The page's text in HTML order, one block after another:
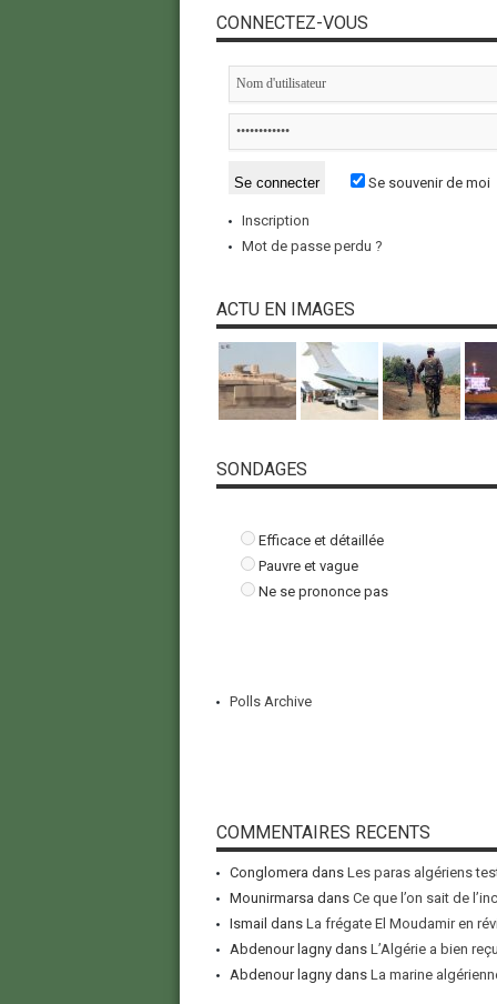
CONNECTEZ-VOUS
Se souvenir de moi
Inscription
Mot de passe perdu ?
ACTU EN IMAGES
SONDAGES
Efficace et détaillée
Pauvre et vague
Ne se prononce pas
Polls Archive
COMMENTAIRES RECENTS
Conglomera dans Les paras algériens
Mounirmarsa dans Ce que l’on sait de
Ismail dans La frégate El Moudamir en
Abdenour lagnydans L’Algérie a bien
Abdenour lagnydans La marine